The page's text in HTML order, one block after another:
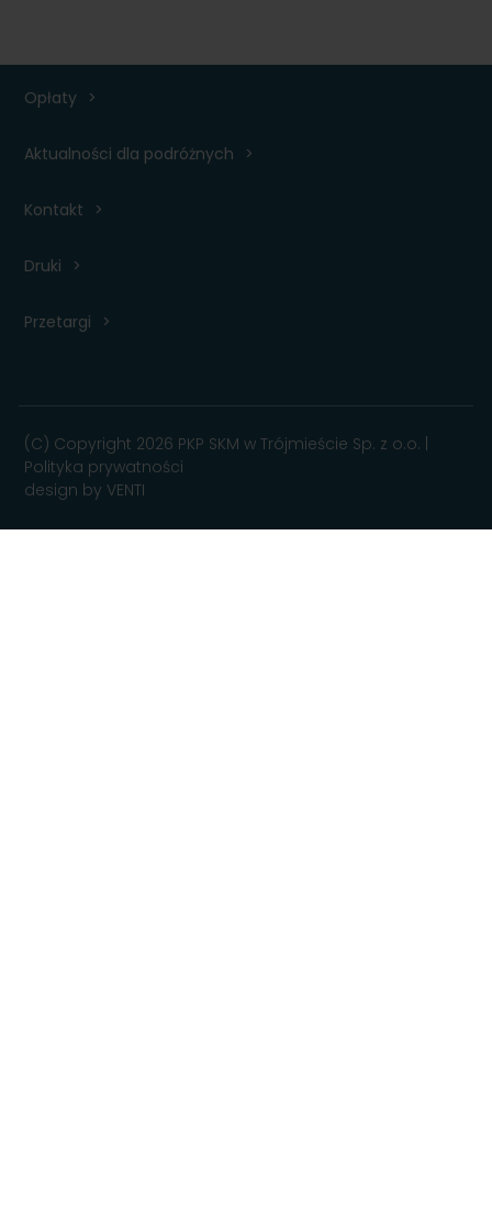
Opłaty
Aktualności dla podróżnych
Kontakt
Druki
Przetargi
(C) Copyright 2026 PKP SKM w Trójmieście Sp. z o.o. |
Polityka prywatności
design byVENTI